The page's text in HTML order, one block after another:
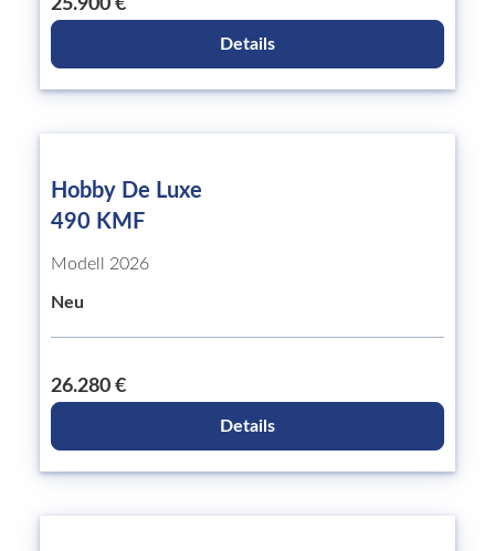
Details
Hobby De Luxe
490 KMF
Modell 2026
Neu
26.280 €
Details